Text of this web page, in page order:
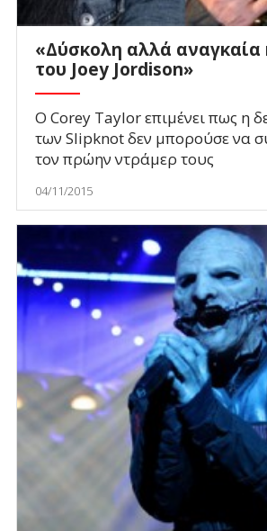
«Δύσκολη αλλά
του Joey Jordison»
Ο Corey Taylor επιμένει πως η
των Slipknot δεν μπορούσε να
τον πρώην ντράμερ τους
04/11/2015